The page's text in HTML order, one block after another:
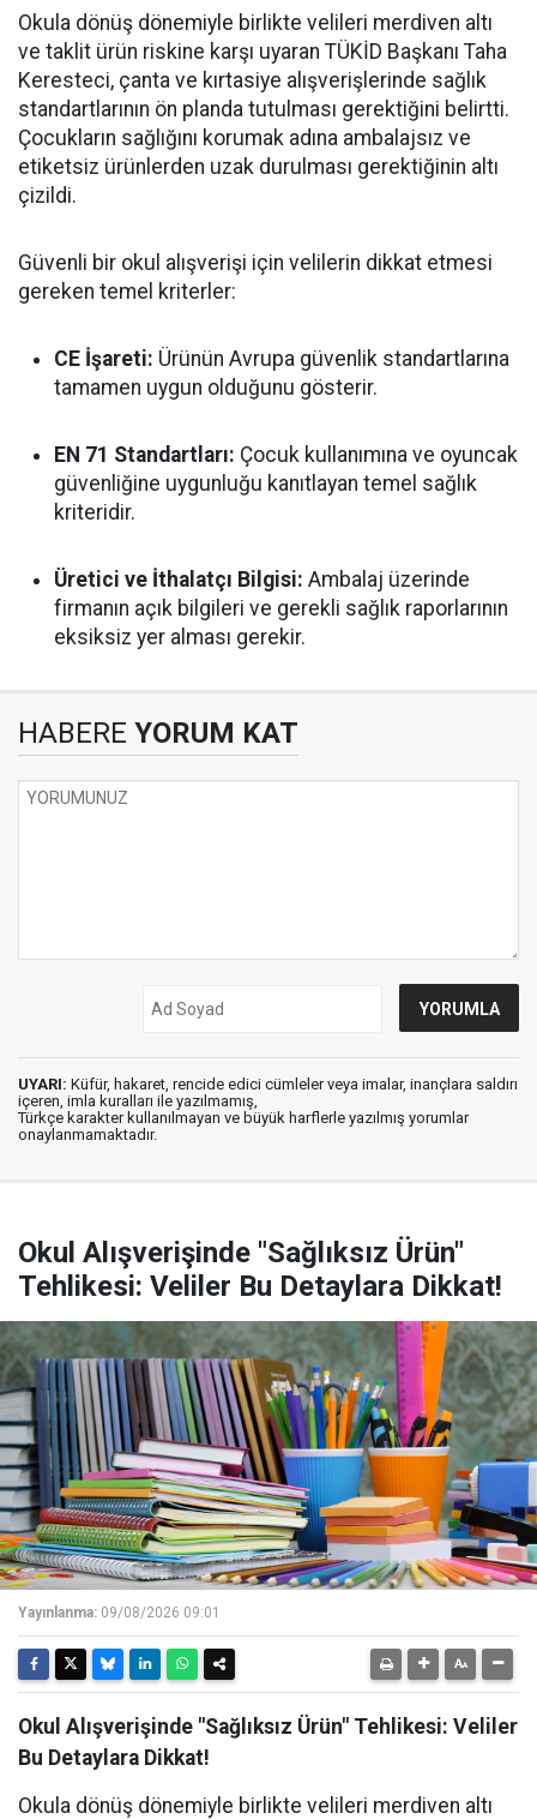
Okula dönüş dönemiyle birlikte velileri merdiven altı
ve taklit ürün riskine karşı uyaran TÜKİD Başkanı Taha
Keresteci, çanta ve kırtasiye alışverişlerinde sağlık
standartlarının ön planda tutulması gerektiğini belirtti.
Çocukların sağlığını korumak adına ambalajsız ve
etiketsiz ürünlerden uzak durulması gerektiğinin altı
çizildi.
Güvenli bir okul alışverişi için velilerin dikkat etmesi
gereken temel kriterler:
CE İşareti: Ürünün Avrupa güvenlik standartlarına
tamamen uygun olduğunu gösterir.
EN 71 Standartları: Çocuk kullanımına ve oyuncak
güvenliğine uygunluğu kanıtlayan temel sağlık
kriteridir.
Üretici ve İthalatçı Bilgisi: Ambalaj üzerinde
firmanın açık bilgileri ve gerekli sağlık raporlarının
eksiksiz yer alması gerekir.
HABERE YORUM KAT
UYARI: Küfür, hakaret, rencide edici cümleler veya imalar, inançlara saldırı
içeren, imla kuralları ile yazılmamış,
Türkçe karakter kullanılmayan ve büyük harflerle yazılmış yorumlar
onaylanmamaktadır.
Okul Alışverişinde "Sağlıksız Ürün"
Tehlikesi: Veliler Bu Detaylara Dikkat!
Yayınlanma: 09/08/2026 09:01
Okul Alışverişinde "Sağlıksız Ürün" Tehlikesi: Veliler
Bu Detaylara Dikkat!
Okula dönüş dönemiyle birlikte velileri merdiven altı